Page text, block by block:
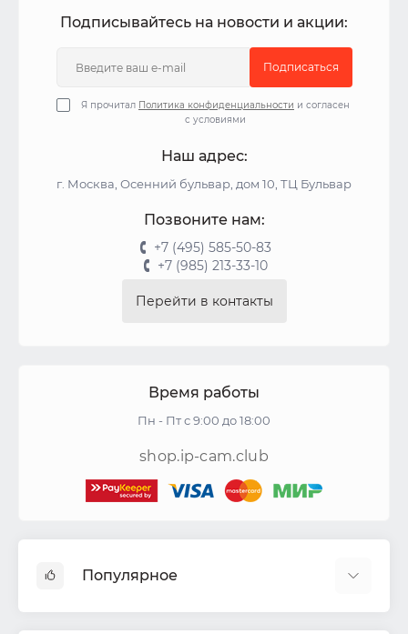
Подписывайтесь на новости и акции:
Подписаться
Я прочитал Политика конфиденциальности и согласен
с условиями
Наш адрес:
г. Москва, Осенний бульвар, дом 10, ТЦ Бульвар
Позвоните нам:
+7 (495) 585-50-83
+7 (985) 213-33-10
Перейти в контакты
Время работы
Пн - Пт с 9:00 до 18:00
shop.ip-cam.club
Популярное